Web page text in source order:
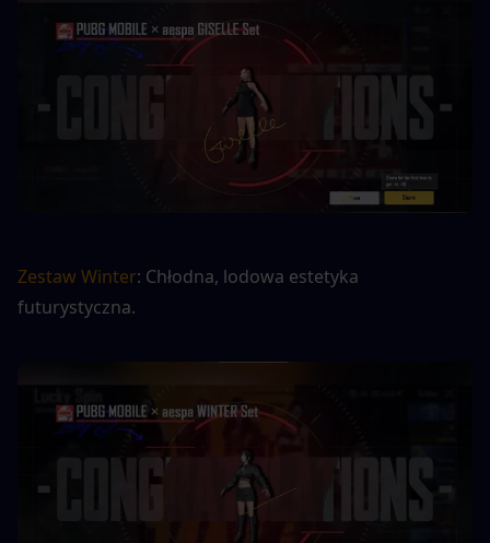
Zestaw Winter: Chłodna, lodowa estetyka
futurystyczna.